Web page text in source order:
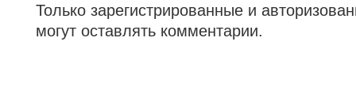
Только зарегистрированные и
могут оставлять комментарии.